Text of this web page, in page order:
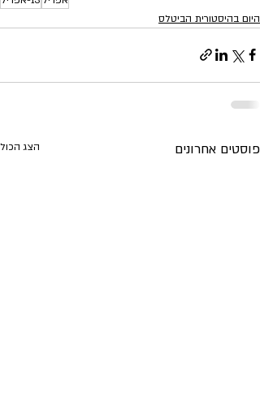
היום בהיסטורית הביטלס
פוסטים אחרונים הצג הכול